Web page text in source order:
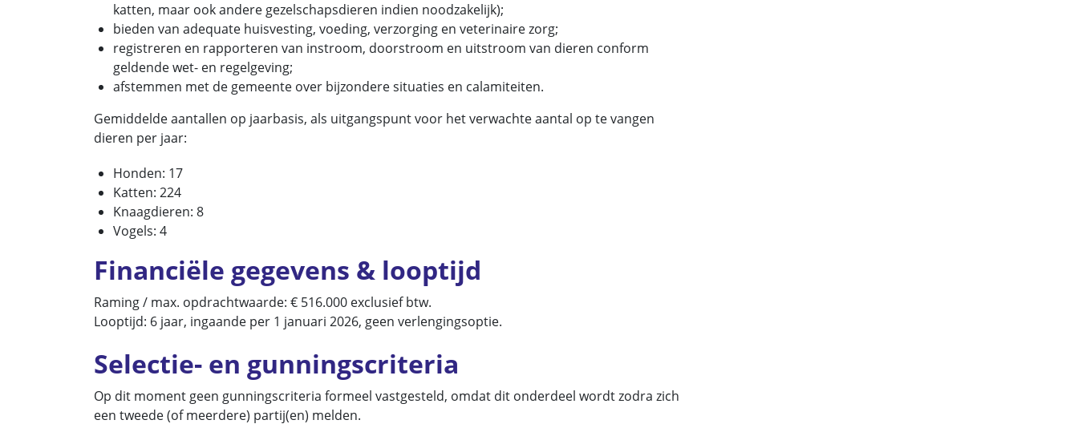
katten, maar ook andere gezelschapsdieren indien noodzakelijk);
bieden van adequate huisvesting, voeding, verzorging en veterinaire zorg;
registreren en rapporteren van instroom, doorstroom en uitstroom van dieren conform
geldende wet- en regelgeving;
afstemmen met de gemeente over bijzondere situaties en calamiteiten.
Gemiddelde aantallen op jaarbasis, als uitgangspunt voor het verwachte aantal op te vangen
dieren per jaar:
Honden: 17
Katten: 224
Knaagdieren: 8
Vogels: 4
Financiële gegevens & looptijd
Raming / max. opdrachtwaarde: € 516.000 exclusief btw.
Looptijd: 6 jaar, ingaande per 1 januari 2026, geen verlengingsoptie.
Selectie- en gunningscriteria
Op dit moment geen gunningscriteria formeel vastgesteld, omdat dit onderdeel wordt zodra zich
een tweede (of meerdere) partij(en) melden.